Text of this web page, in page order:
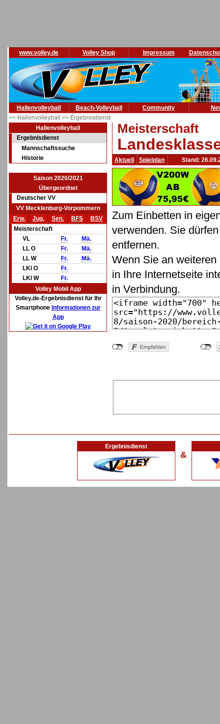
www.volley.de Volley Shop Impressum
Hallenvolleyball Beach-Volleyball Community
>> Hallenvolleyball >> Ergebnisdienst
Hallenvolleyball
Ergebnisdienst
Mannschaftssuche
Historie
Saison 2020/2021
Übergeordnet
Deutscher VV
VV Mecklenburg-Vorpommern
Erw.
Jug. Sen. BFS
BSV
Meisterschaft
VL
Fr.
Mä.
LL O
Fr.
Mä.
LL W
Fr.
Mä.
LKl O
Fr.
LKl W
Fr.
Volley Mobil App
Volley.de-Ergebnisdienst für Ihr
Smartphone Informationen zur
App
Meisterschaft
Aktuell Spielplan Stand:
Zum Einbetten in
verwenden. Sie
entfernen.
Wenn Sie an
in Ihre Internetseite
in Verbindung.
Ergebnisdienst
&